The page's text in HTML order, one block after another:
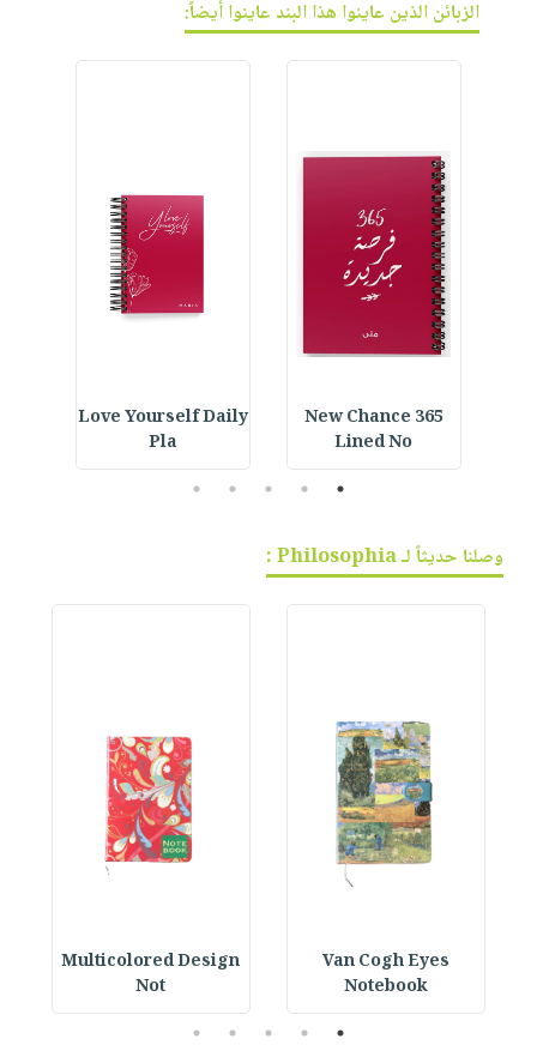
الزبائن الذين عاينوا هذا البند عاينوا أيضاً:
365 New Chance
Lined No
Love Yourself Daily
Pla
1
2
3
4
5
وصلنا حديثاً لـ Philosophia :
Van Cogh Eyes
Notebook
Multicolored Design
Not
1
2
3
4
5